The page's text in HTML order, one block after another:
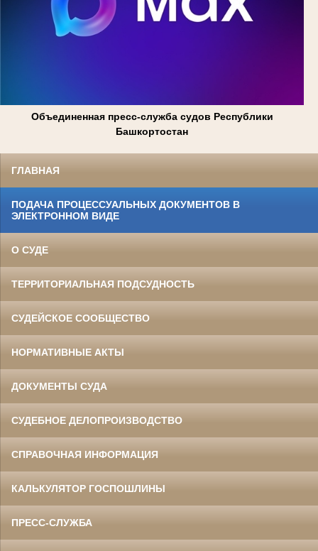
Объединенная пресс-служба судов Республики
Башкортостан
ГЛАВНАЯ
ПОДАЧА ПРОЦЕССУАЛЬНЫХ ДОКУМЕНТОВ В
ЭЛЕКТРОННОМ ВИДЕ
О СУДЕ
ТЕРРИТОРИАЛЬНАЯ ПОДСУДНОСТЬ
СУДЕЙСКОЕ СООБЩЕСТВО
НОРМАТИВНЫЕ АКТЫ
ДОКУМЕНТЫ СУДА
СУДЕБНОЕ ДЕЛОПРОИЗВОДСТВО
СПРАВОЧНАЯ ИНФОРМАЦИЯ
КАЛЬКУЛЯТОР ГОСПОШЛИНЫ
ПРЕСС-СЛУЖБА